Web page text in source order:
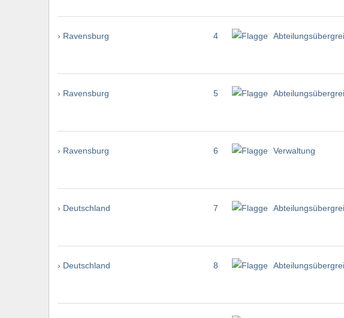
› Ravensburg 4
› Ravensburg 5
› Ravensburg 6 Verwaltung
› Deutschland 7
› Deutschland 8